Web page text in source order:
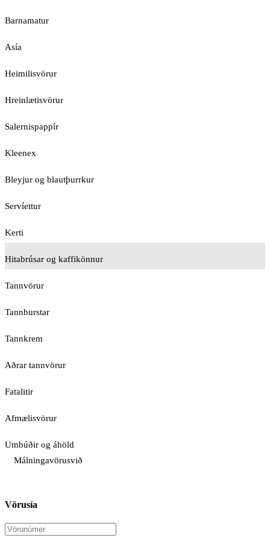
Barnamatur
Asía
Heimilisvörur
Hreinlætisvörur
Salernispappír
Kleenex
Bleyjur og blautþurrkur
Servíettur
Kerti
Hitabrúsar og kaffikönnur
Tannvörur
Tannburstar
Tannkrem
Aðrar tannvörur
Fatalitir
Afmælisvörur
Umbúðir og áhöld
Málningavörusvið
Vörusía